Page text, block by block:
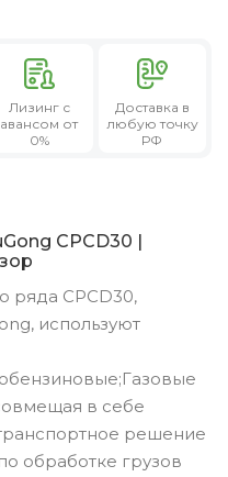
Лизингс
авансом от
0%
Доставка в
любую точку
РФ
CPCD30 |
ряда CPCD30,
используют
в себе
решение
обработке грузов